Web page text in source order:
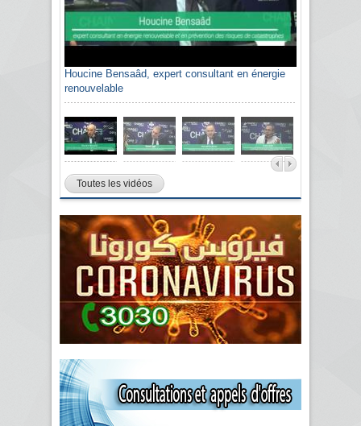
Houcine Bensaâd, expert consultant en énergie
renouvelable
Toutes les vidéos